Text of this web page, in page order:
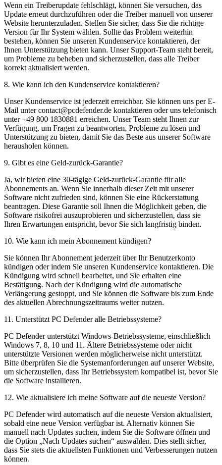
Wenn ein Treiberupdate fehlschlägt, können Sie versuchen, das
Update erneut durchzuführen oder die Treiber manuell von unserer
Website herunterzuladen. Stellen Sie sicher, dass Sie die richtige
Version für Ihr System wählen. Sollte das Problem weiterhin
bestehen, können Sie unseren Kundenservice kontaktieren, der
Ihnen Unterstützung bieten kann. Unser Support-Team steht bereit,
um Probleme zu beheben und sicherzustellen, dass alle Treiber
korrekt aktualisiert werden.
8. Wie kann ich den Kundenservice kontaktieren?
Unser Kundenservice ist jederzeit erreichbar. Sie können uns per E-
Mail untercontact@pcdefender.de kontaktieren oder uns telefonisch
unter +49 800 1830881 erreichen. Unser Team steht Ihnen zur
Verfügung, um Fragen zu beantworten, Probleme zu lösen und
Unterstützung zu bieten, damit Sie das Beste aus unserer Software
herausholen können.
9. Gibt es eine Geld-zurück-Garantie?
Ja, wir bieten eine 30-tägige Geld-zurück-Garantie für alle
Abonnements an. Wenn Sie innerhalb dieser Zeit mit unserer
Software nicht zufrieden sind, können Sie eine Rückerstattung
beantragen. Diese Garantie soll Ihnen die Möglichkeit geben, die
Software risikofrei auszuprobieren und sicherzustellen, dass sie
Ihren Erwartungen entspricht, bevor Sie sich langfristig binden.
10. Wie kann ich mein Abonnement kündigen?
Sie können Ihr Abonnement jederzeit über Ihr Benutzerkonto
kündigen oder indem Sie unseren Kundenservice kontaktieren. Die
Kündigung wird schnell bearbeitet, und Sie erhalten eine
Bestätigung. Nach der Kündigung wird die automatische
Verlängerung gestoppt, und Sie können die Software bis zum Ende
des aktuellen Abrechnungszeitraums weiter nutzen.
11 . Unterstützt PC Defender alle Betriebssysteme?
PC Defender unterstützt Windows-Betriebssysteme, einschließlich
Windows 7, 8, 10 und 11. Ältere Betriebssysteme oder nicht
unterstützte Versionen werden möglicherweise nicht unterstützt.
Bitte überprüfen Sie die Systemanforderungen auf unserer Website,
um sicherzustellen, dass Ihr Betriebssystem kompatibel ist, bevor Sie
die Software installieren.
12. Wie aktualisiere ich meine Software auf die neueste Version?
PC Defender wird automatisch auf die neueste Version aktualisiert,
sobald eine neue Version verfügbar ist. Alternativ können Sie
manuell nach Updates suchen, indem Sie die Software öffnen und
die Option „Nach Updates suchen“ auswählen. Dies stellt sicher,
dass Sie stets die aktuellsten Funktionen und Verbesserungen nutzen
können.